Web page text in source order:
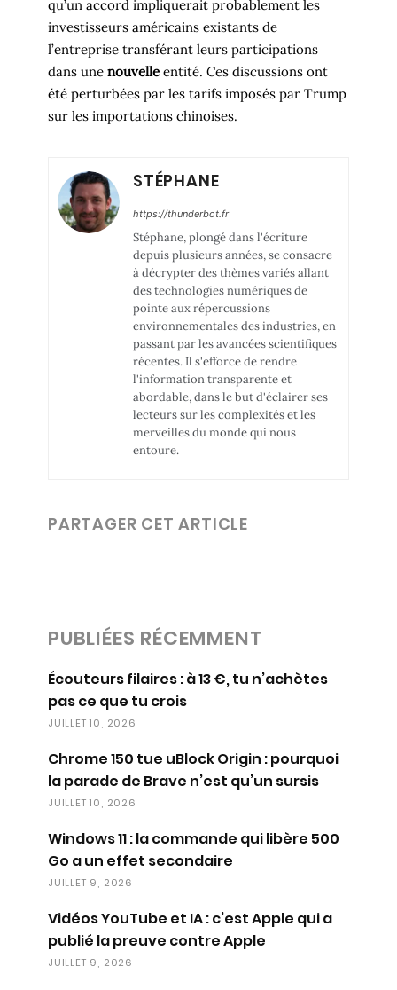
qu’un accord impliquerait probablement les
investisseurs américains existants de
l’entreprise transférant leurs participations
dans une nouvelle entité. Ces discussions ont
été perturbées par les tarifs imposés par Trump
sur les importations chinoises.
STÉPHANE
https://thunderbot.fr
Stéphane, plongé dans l'écriture
depuis plusieurs années, se consacre
à décrypter des thèmes variés allant
des technologies numériques de
pointe aux répercussions
environnementales des industries, en
passant par les avancées scientifiques
récentes. Il s'efforce de rendre
l'information transparente et
abordable, dans le but d'éclairer ses
lecteurs sur les complexités et les
merveilles du monde qui nous
entoure.
PARTAGER CET ARTICLE
PUBLIÉES RÉCEMMENT
Écouteurs filaires : à 13 €, tu n’achètes
pas ce que tu crois
JUILLET 10, 2026
Chrome 150 tue uBlock Origin : pourquoi
la parade de Brave n’est qu’un sursis
JUILLET 10, 2026
Windows 11 : la commande qui libère 500
Go a un effet secondaire
JUILLET 9, 2026
Vidéos YouTube et IA : c’est Apple qui a
publié la preuve contre Apple
JUILLET 9, 2026